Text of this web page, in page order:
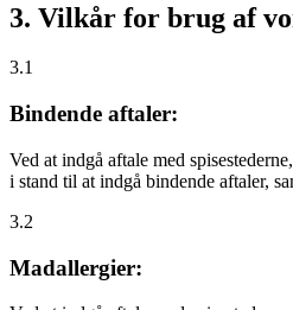
3. Vilkår for brug af
3.1
Bindende aftaler:
Ved at indgå aftale med
i stand til at indgå bindende aftaler,
3.2
Madallergier: